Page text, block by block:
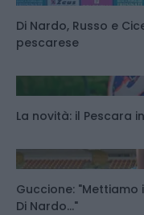
Di Nardo, Russo e
pescarese
La novità: il Pescara
Guccione: "Mettiamo
Di Nardo..."